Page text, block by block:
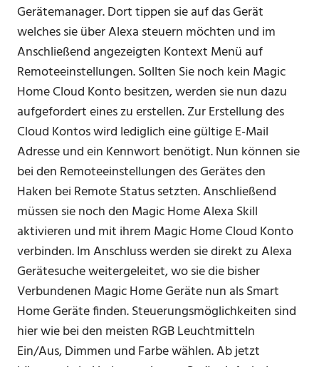
Gerätemanager. Dort tippen sie auf das Gerät
welches sie über Alexa steuern möchten und im
Anschließend angezeigten Kontext Menü auf
Remoteeinstellungen. Sollten Sie noch kein Magic
Home Cloud Konto besitzen, werden sie nun dazu
aufgefordert eines zu erstellen. Zur Erstellung des
Cloud Kontos wird lediglich eine gültige E-Mail
Adresse und ein Kennwort benötigt. Nun können sie
bei den Remoteeinstellungen des Gerätes den
Haken bei Remote Status setzten. Anschließend
müssen sie noch den Magic Home Alexa Skill
aktivieren und mit ihrem Magic Home Cloud Konto
verbinden. Im Anschluss werden sie direkt zu Alexa
Gerätesuche weitergeleitet, wo sie die bisher
Verbundenen Magic Home Geräte nun als Smart
Home Geräte finden. Steuerungsmöglichkeiten sind
hier wie bei den meisten RGB Leuchtmitteln
Ein/Aus, Dimmen und Farbe wählen. Ab jetzt